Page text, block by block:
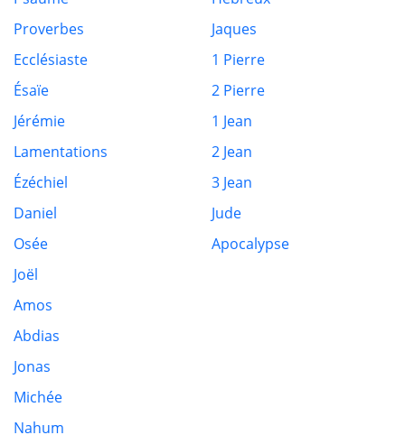
Proverbes
Ecclésiaste
Ésaïe
Jérémie
Lamentations
Ézéchiel
Daniel
Osée
Joël
Amos
Abdias
Jonas
Michée
Nahum
Jaques
1 Pierre
2 Pierre
1 Jean
2 Jean
3 Jean
Jude
Apocalypse